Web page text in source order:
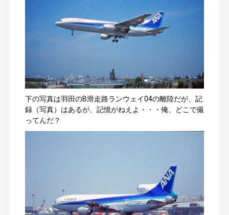
下の写真は羽田のB滑走路ランウェイ04の離陸だが、記
録（写真）はあるが、記憶がねえよ・・・俺、どこで撮
ってんだ？